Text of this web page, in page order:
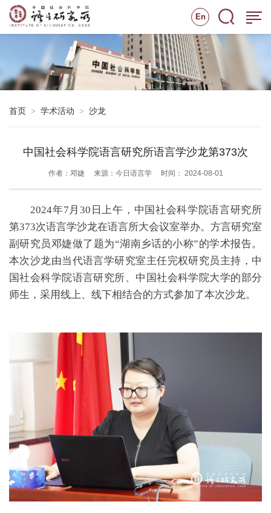
En
首页 > 学术活动 > 沙龙
中国社会科学院语言研究所语言学沙龙第373次
作者：邓婕 来源：今日语言学 时间： 2024-08-01
2024年7月30日上午，中国社会科学院语言研究所
第373次语言学沙龙在语言所大会议室举办。方言研究室
副研究员邓婕做了题为“湖南乡话的小称”的学术报告。
本次沙龙由当代语言学研究室主任完权研究员主持，中
国社会科学院语言研究所、中国社会科学院大学的部分
师生，采用线上、线下相结合的方式参加了本次沙龙。